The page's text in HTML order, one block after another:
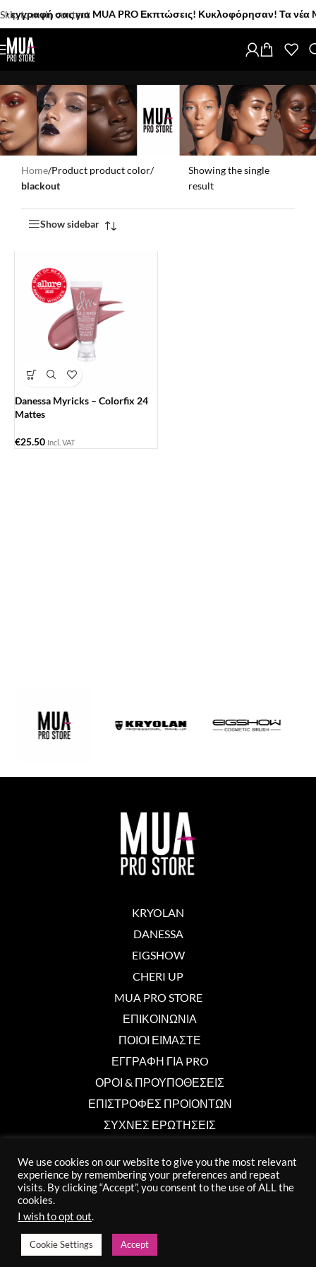
Skip to main content
σας για MUA PRO Εκπτώσεις! Κυκλοφόρησαν! Τα νέα
Home/Product product color/
blackout
Showing the single
result
Show sidebar
Danessa Myricks – Colorfix 24
Mattes
€25.50 Incl. VAT
KRYOLAN
DANESSA
EIGSHOW
CHERI UP
MUA PRO STORE
ΕΠΙΚΟΙΝΩΝΙΑ
ΠΟΙΟΙ ΕΙΜΑΣΤΕ
ΕΓΓΡΑΦΗ ΓΙΑ PRO
ΟΡΟΙ & ΠΡΟΥΠΟΘΕΣΕΙΣ
ΕΠΙΣΤΡΟΦΕΣ ΠΡΟΙΟΝΤΩΝ
ΣΥΧΝΕΣ ΕΡΩΤΗΣΕΙΣ
Επικοινωνία
We use cookies on our website to give you the most relevant
experience by remembering your preferences and repeat
visits. By clicking “Accept”, you consent to the use of ALL the
cookies.
I wish to opt out.
Cookie Settings Accept